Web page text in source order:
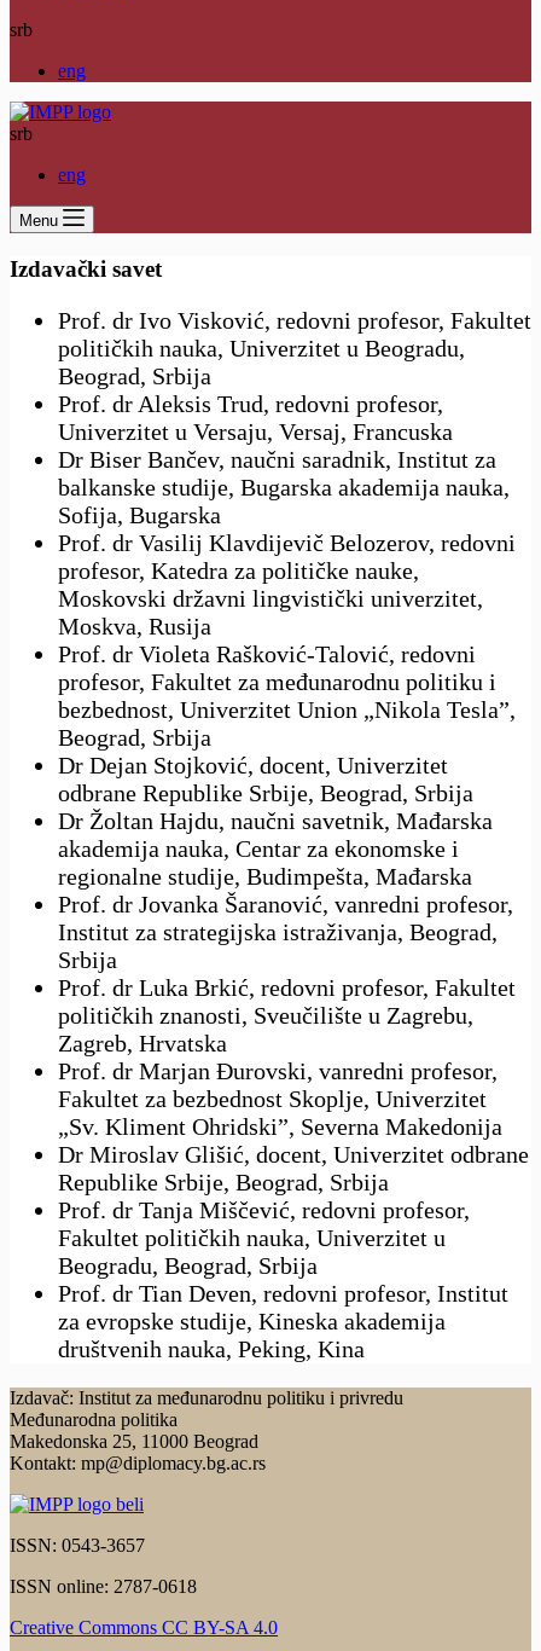
srb
eng
srb
eng
Menu
Izdavački savet
Prof. dr Ivo Visković, redovni profesor, Fakultet
političkih nauka, Univerzitet u Beogradu,
Beograd, Srbija
Prof. dr Aleksis Trud, redovni profesor,
Univerzitet u Versaju, Versaj, Francuska
Dr Biser Bančev, naučni saradnik, Institut za
balkanske studije, Bugarska akademija nauka,
Sofija, Bugarska
Prof. dr Vasilij Klavdijevič Belozerov, redovni
profesor, Katedra za političke nauke,
Moskovski državni lingvistički univerzitet,
Moskva, Rusija
Prof. dr Violeta Rašković-Talović, redovni
profesor, Fakultet za međunarodnu politiku i
bezbednost, Univerzitet Union „Nikola Tesla”,
Beograd, Srbija
Dr Dejan Stojković, docent, Univerzitet
odbrane Republike Srbije, Beograd, Srbija
Dr Žoltan Hajdu, naučni savetnik, Mađarska
akademija nauka, Centar za ekonomske i
regionalne studije, Budimpešta, Mađarska
Prof. dr Jovanka Šaranović, vanredni profesor,
Institut za strategijska istraživanja, Beograd,
Srbija
Prof. dr Luka Brkić, redovni profesor, Fakultet
političkih znanosti, Sveučilište u Zagrebu,
Zagreb, Hrvatska
Prof. dr Marjan Đurovski, vanredni profesor,
Fakultet za bezbednost Skoplje, Univerzitet
„Sv. Kliment Ohridski”, Severna Makedonija
Dr Miroslav Glišić, docent, Univerzitet odbrane
Republike Srbije, Beograd, Srbija
Prof. dr Tanja Miščević, redovni profesor,
Fakultet političkih nauka, Univerzitet u
Beogradu, Beograd, Srbija
Prof. dr Tian Deven, redovni profesor, Institut
za evropske studije, Kineska akademija
društvenih nauka, Peking, Kina
Izdavač: Institut za međunarodnu politiku i privredu
Međunarodna politika
Makedonska 25, 11000 Beograd
Kontakt: mp@diplomacy.bg.ac.rs
ISSN: 0543-3657
ISSN online: 2787-0618
Creative Commons CC BY-SA 4.0